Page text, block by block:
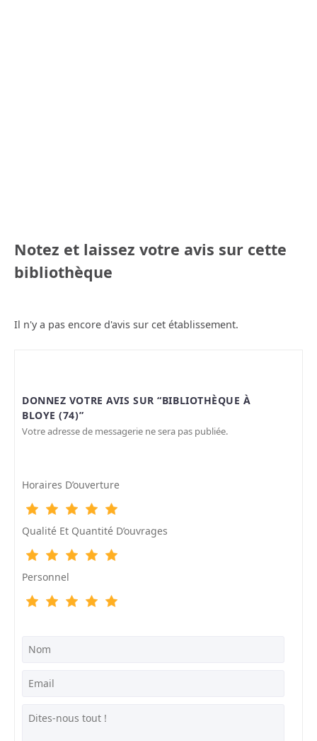
Notez et laissez votre avis sur cette
bibliothèque
Il n'y a pas encore d'avis sur cet établissement.
DONNEZ VOTRE AVIS SUR “BIBLIOTHÈQUE À
BLOYE (74)”
Votre adresse de messagerie ne sera pas publiée.
Horaires D’ouverture
Qualité Et Quantité D’ouvrages
Personnel